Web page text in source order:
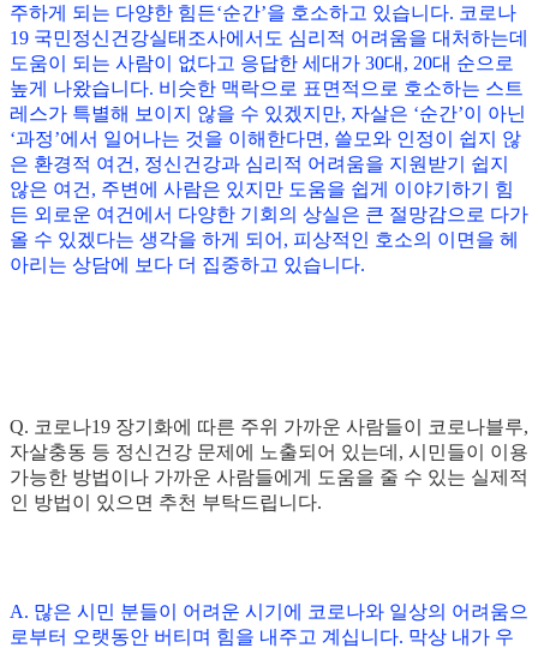
주하게 되는 다양한 힘든‘순간’을 호소하고 있습니다. 코로나
19 국민정신건강실태조사에서도 심리적 어려움을 대처하는데
도움이 되는 사람이 없다고 응답한 세대가 30대, 20대 순으로
높게 나왔습니다. 비슷한 맥락으로 표면적으로 호소하는 스트
레스가 특별해 보이지 않을 수 있겠지만, 자살은 ‘순간’이 아닌
‘과정’에서 일어나는 것을 이해한다면, 쓸모와 인정이 쉽지 않
은 환경적 여건, 정신건강과 심리적 어려움을 지원받기 쉽지
않은 여건, 주변에 사람은 있지만 도움을 쉽게 이야기하기 힘
든 외로운 여건에서 다양한 기회의 상실은 큰 절망감으로 다가
올 수 있겠다는 생각을 하게 되어, 피상적인 호소의 이면을 헤
아리는 상담에 보다 더 집중하고 있습니다.
Q. 코로나19 장기화에 따른 주위 가까운 사람들이 코로나블루,
자살충동 등 정신건강 문제에 노출되어 있는데, 시민들이 이용
가능한 방법이나 가까운 사람들에게 도움을 줄 수 있는 실제적
인 방법이 있으면 추천 부탁드립니다.
A. 많은 시민 분들이 어려운 시기에 코로나와 일상의 어려움으
로부터 오랫동안 버티며 힘을 내주고 계십니다. 막상 내가 우